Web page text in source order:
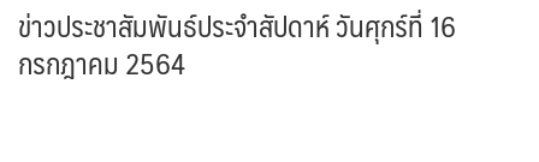
ข่าวประชาสัมพันธ์ประจำสัปดาห์ วันศุกร์ที่ 16
กรกฎาคม 2564